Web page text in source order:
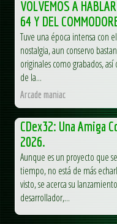
VOLVEMOS A
64 Y DEL
Tuve una época intensa con
nostalgia, aun conservo
originales como grabados,
de la...
Arcade maniac
CDex32: Una Amiga
2026.
Aunque es un proyecto que
tiempo, no está de más
visto, se acerca su
desarrollador,...